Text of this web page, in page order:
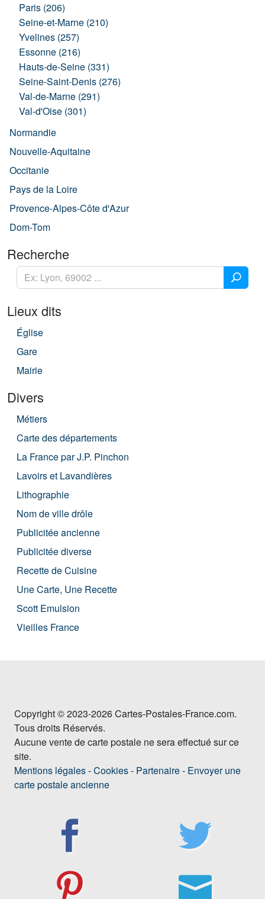
Paris (206)
Seine-et-Marne (210)
Yvelines (257)
Essonne (216)
Hauts-de-Seine (331)
Seine-Saint-Denis (276)
Val-de-Marne (291)
Val-d'Oise (301)
Normandie
Nouvelle-Aquitaine
Occitanie
Pays de la Loire
Provence-Alpes-Côte d'Azur
Dom-Tom
Recherche
Lieux dits
Église
Gare
Mairie
Divers
Métiers
Carte des départements
La France par J.P. Pinchon
Lavoirs et Lavandières
Lithographie
Nom de ville drôle
Publicitée ancienne
Publicitée diverse
Recette de Cuisine
Une Carte, Une Recette
Scott Emulsion
Vieilles France
Copyright © 2023-2026 Cartes-Postales-France.com.
Tous droits Réservés.
Aucune vente de carte postale ne sera effectué sur ce
site.
Mentions légales-Cookies- Partenaire- Envoyer une
carte postale ancienne